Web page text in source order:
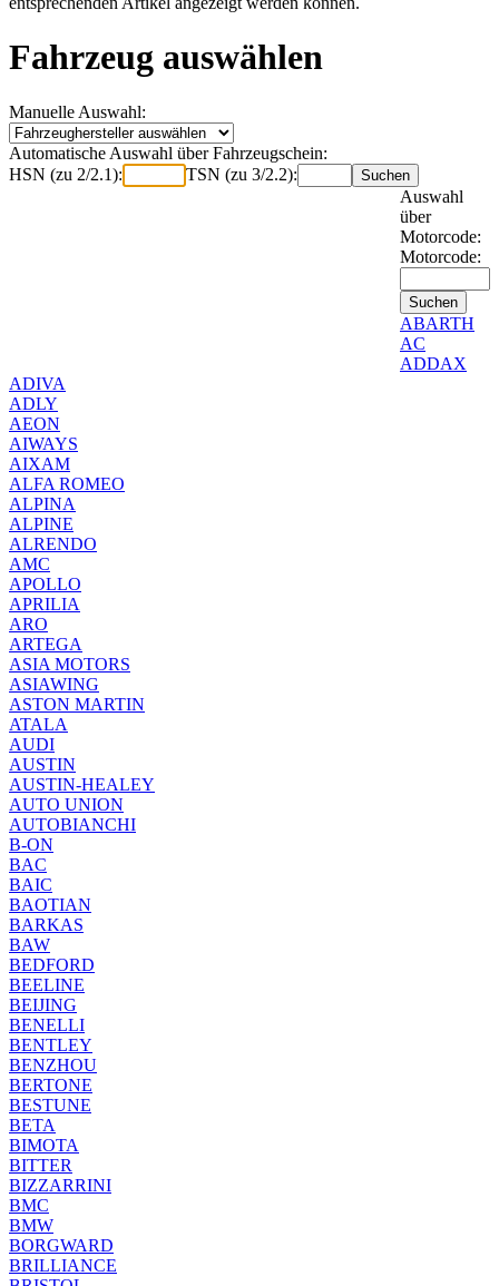
Fahrzeug auswählen
Manuelle Auswahl:
Automatische Auswahl über Fahrzeugschein:
HSN (zu 2/2.1):
TSN (zu 3/2.2):
Auswahl
über
Motorcode:
Motorcode:
ABARTH
AC
ADDAX
ADIVA
ADLY
AEON
AIWAYS
AIXAM
ALFA ROMEO
ALPINA
ALPINE
ALRENDO
AMC
APOLLO
APRILIA
ARO
ARTEGA
ASIA MOTORS
ASIAWING
ASTON MARTIN
ATALA
AUDI
AUSTIN
AUSTIN-HEALEY
AUTO UNION
AUTOBIANCHI
B-ON
BAC
BAIC
BAOTIAN
BARKAS
BAW
BEDFORD
BEELINE
BEIJING
BENELLI
BENTLEY
BENZHOU
BERTONE
BESTUNE
BETA
BIMOTA
BITTER
BIZZARRINI
BMC
BMW
BORGWARD
BRILLIANCE